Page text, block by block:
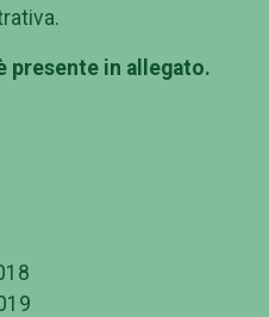
presente in allegato.